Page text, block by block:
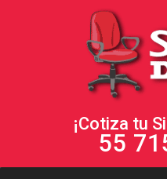
¡Cotiza tu
55